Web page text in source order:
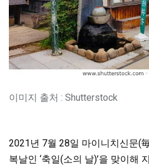
이미지 출처 : Shutterstock
2021년 7월 28일 마이니치신문(
복날인 ‘축일(소의 날)’을 맞이해